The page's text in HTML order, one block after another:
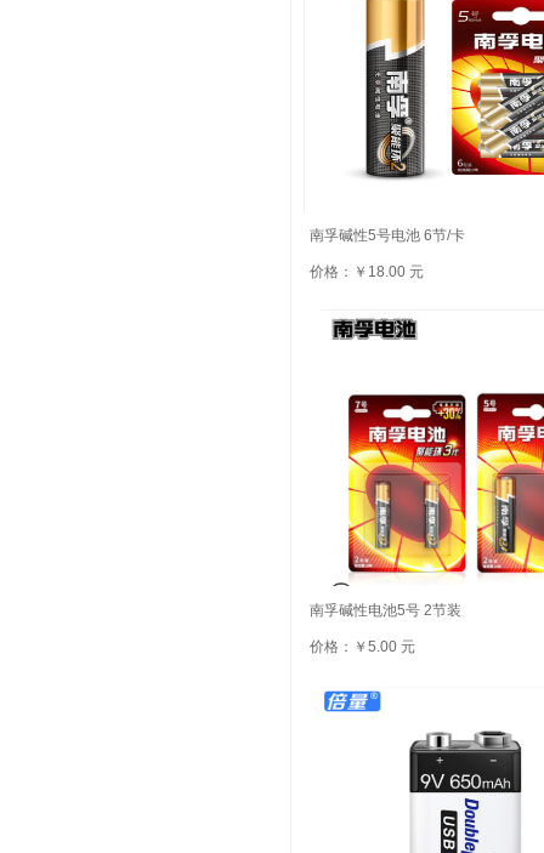
南孚碱性5号电池 6节/卡
价格：￥18.00 元
南孚碱性电池5号 2节装
价格：￥5.00 元